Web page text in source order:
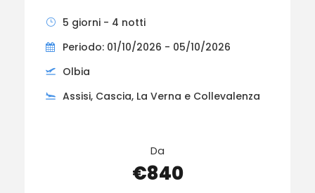
5 giorni - 4 notti
Periodo: 01/10/2026 - 05/10/2026
Olbia
Assisi, Cascia, La Verna e Collevalenza
Da
€840